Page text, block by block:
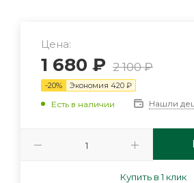
Цена:
1 680 ₽ 2 100₽
-20% Экономия 420 ₽
Есть в наличии Нашли
Купить в 1 клик